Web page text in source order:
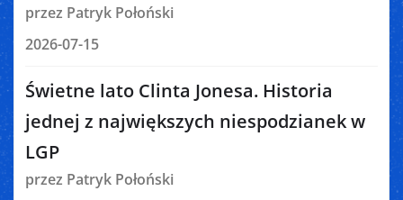
przez Patryk Połoński
2026-07-15
Świetne lato Clinta Jonesa. Historia
jednej z największych niespodzianek w
LGP
przez Patryk Połoński